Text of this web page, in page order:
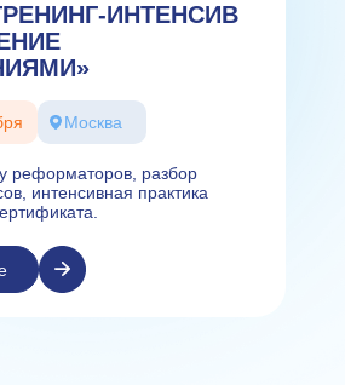
ИНТЕНСИВ
реформаторов, разбор
интенсивная практика
Москва